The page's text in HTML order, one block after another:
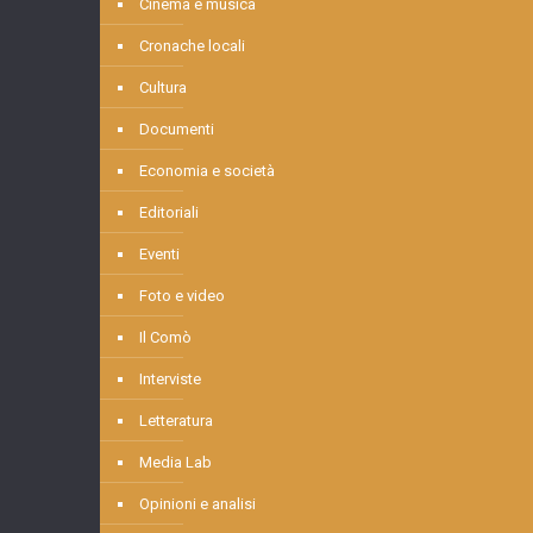
Cinema e musica
Cronache locali
Cultura
Documenti
Economia e società
Editoriali
Eventi
Foto e video
Il Comò
Interviste
Letteratura
Media Lab
Opinioni e analisi